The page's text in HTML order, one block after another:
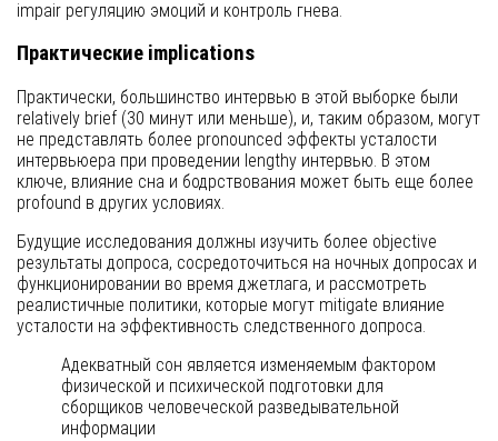
impair регуляцию эмоций и контроль гнева.
Практические implications
Практически, большинство интервью в этой выборке были
relatively brief (30 минут или меньше), и, таким образом, могут
не представлять более pronounced эффекты усталости
интервьюера при проведении lengthy интервью. В этом
ключе, влияние сна и бодрствования может быть еще более
profound в других условиях.
Будущие исследования должны изучить более objective
результаты допроса, сосредоточиться на ночных допросах и
функционировании во время джетлага, и рассмотреть
реалистичные политики, которые могут mitigate влияние
усталости на эффективность следственного допроса.
Адекватный сон является изменяемым фактором
физической и психической подготовки для
сборщиков человеческой разведывательной
информации